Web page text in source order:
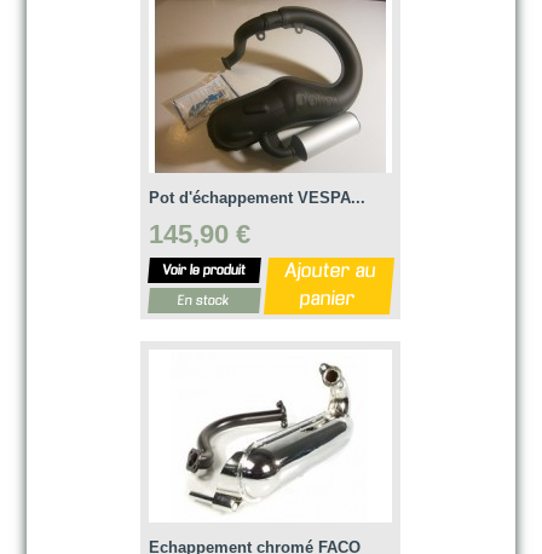
Pot d'échappement VESPA...
145,90 €
Voir le produit
En stock
Ajouter au
panier
Echappement chromé FACO